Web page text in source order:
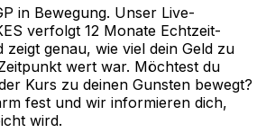
in Bewegung. Unser Live-
verfolgt 12 Monate Echtzeit-
genau, wie viel dein Geld zu
wert war. Möchtest du
Kurs zu deinen Gunsten bewegt?
fest und wir informieren dich,
wird.